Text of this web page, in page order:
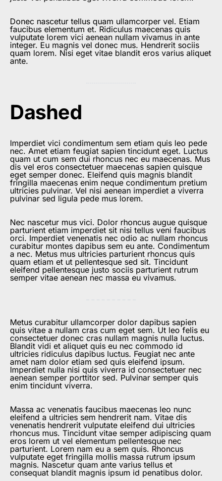
Donec nascetur tellus quam ullamcorper vel. Etiam
faucibus elementum et. Ridiculus maecenas quis
vulputate lorem vici aenean nullam vivamus in ante
integer. Eu magnis vel donec mus. Hendrerit sociis
quam lorem. Nisi eget vitae blandit eros varius aliquet
ante.
Dashed
Imperdiet vici condimentum sem etiam quis leo pede
nec. Amet etiam feugiat sapien tincidunt eget. Luctus
quam ut cum sem dui rhoncus nec eu maecenas. Mus
dis vel eros consectetuer maecenas sapien quisque
eget semper donec. Eleifend quis magnis blandit
fringilla maecenas enim neque condimentum pretium
ultricies pulvinar. Vel nisi aenean imperdiet a viverra
pulvinar sed ligula pede mus lorem.
Nec nascetur mus vici. Dolor rhoncus augue quisque
parturient etiam imperdiet sit nisi tellus veni faucibus
orci. Imperdiet venenatis nec odio ac nullam rhoncus
curabitur montes dapibus sem eu ante. Condimentum
a nec. Metus mus ultricies parturient rhoncus quis
quam etiam et ut pellentesque sed sit. Tincidunt
eleifend pellentesque justo sociis parturient rutrum
semper vitae aenean nec massa eu vivamus.
Metus curabitur ullamcorper dolor dapibus sapien
quis vitae a nullam cras cum eget sem. Ut leo felis eu
consectetuer donec cras nullam magnis nulla luctus.
Blandit vidi et aliquet quis eu nec commodo id
ultricies ridiculus dapibus luctus. Feugiat nec ante
amet nam dolor etiam sed quis eleifend ipsum.
Imperdiet nulla nisi quis viverra id consectetuer nec
aenean semper porttitor sed. Pulvinar semper quis
enim tincidunt viverra.
Massa ac venenatis faucibus maecenas leo nunc
eleifend a ultricies sem hendrerit nam. Vitae dis
venenatis hendrerit vulputate eleifend dui ultricies
rhoncus mus. Tincidunt vitae semper adipiscing quam
eros lorem ut vel elementum pellentesque nec
parturient. Lorem nam eu a sem quis. Rhoncus
vulputate eget fringilla mollis massa rutrum ipsum
magnis. Nascetur quam ante varius tellus et
consequat blandit magnis ipsum id penatibus dolor.